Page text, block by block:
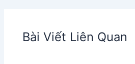
Bài Viết Liên Quan